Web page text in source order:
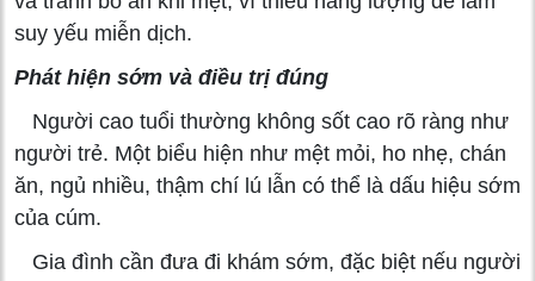
suy yếu miễn dịch.
Phát hiện sớm và điều trị đúng
Người cao tuổi thường không sốt cao rõ ràng như
người trẻ. Một biểu hiện như mệt mỏi, ho nhẹ, chán
ăn, ngủ nhiều, thậm chí lú lẫn có thể là dấu hiệu sớm
của cúm.
Gia đình cần đưa đi khám sớm, đặc biệt nếu người